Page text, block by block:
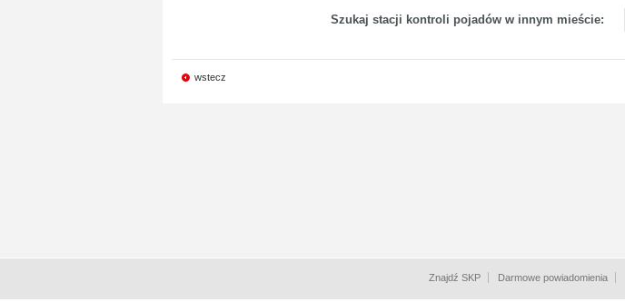
Szukaj stacji kontroli pojadów w innym mieście:
wstecz
Znajdź SKP Darmowe powiadomienia